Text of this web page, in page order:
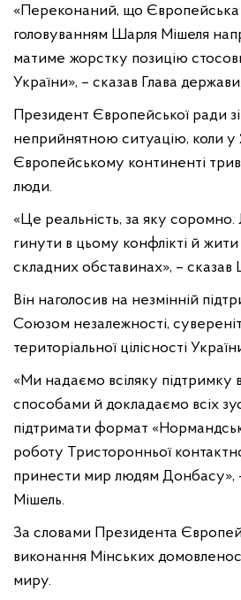
«Переконаний, що Європейська
головуванням Шарля Мішеля
матиме жорстку позицію
України», – сказав Глава держави.
Президент Європейської ради
неприйнятною ситуацію, коли у
Європейському континенті
люди.
«Це реальність, за яку
гинути в цьому конфлікті й
складних обставинах», – сказав
Він наголосив на незмінній
Союзом незалежності,
територіальної цілісності
«Ми надаємо всіляку підтримку
способами й докладаємо всіх
підтримати формат
роботу Тристоронньої
принести мир людям Донбасу»,
Мішель.
За словами Президента
виконання Мінських
миру.